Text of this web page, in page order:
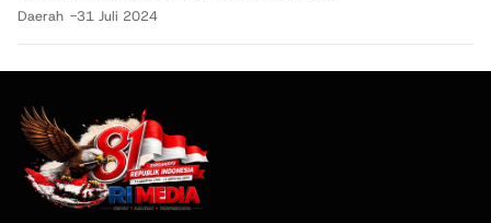
Daerah 31 Juli 2024